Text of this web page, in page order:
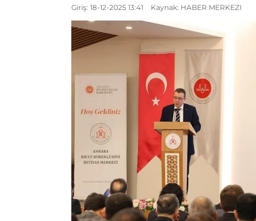
Giriş: 18-12-2025 13:41 Kaynak: HABER MERKEZI